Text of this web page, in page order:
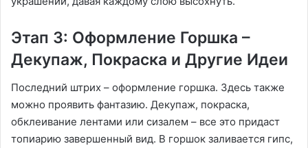
Этап 3: Оформление Горшка –
Декупаж, Покраска и Другие Идеи
Последний штрих – оформление горшка. Здесь также
можно проявить фантазию. Декупаж, покраска,
обклеивание лентами или сизалем – все это придаст
топиарию завершенный вид. В горшок заливается гипс,